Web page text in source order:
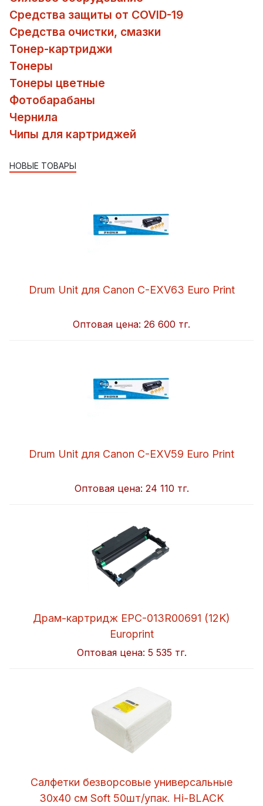
Средства защиты от COVID-19
Средства очистки, смазки
Тонер-картриджи
Тонеры
Тонеры цветные
Фотобарабаны
Чернила
Чипы для картриджей
НОВЫЕ ТОВАРЫ
Drum Unit для Canon C-EXV63 Euro Print
Оптовая цена: 26 600 тг.
Drum Unit для Canon C-EXV59 Euro Print
Оптовая цена: 24 110 тг.
Драм-картридж EPC-013R00691 (12K)
Europrint
Оптовая цена: 5 535 тг.
Салфетки безворсовые универсальные
30x40 см Soft 50шт/упак. Hi-BLACK